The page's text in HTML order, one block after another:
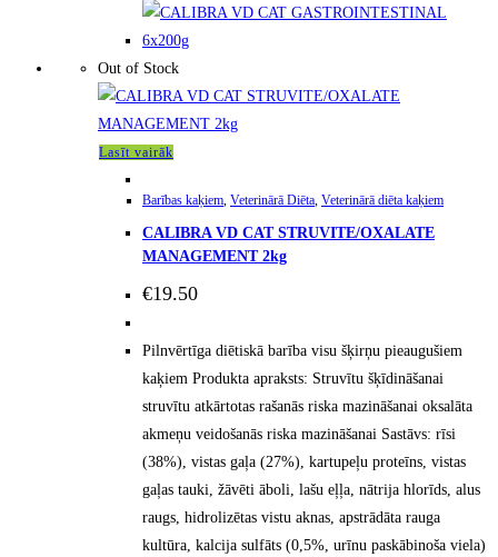
Out of Stock
Lasīt vairāk
Barības kaķiem Veterinārā Diēta Veterinārā diēta kaķiem
CALIBRA VD CAT STRUVITE/OXALATE
MANAGEMENT 2kg
€19.50
Pilnvērtīga diētiskā barība visu šķirņu pieaugušiem
kaķiem Produkta apraksts: Struvītu šķīdināšanai
struvītu atkārtotas rašanās riska mazināšanai oksalāta
akmeņu veidošanās riska mazināšanai Sastāvs: rīsi
(38%), vistas gaļa (27%), kartupeļu proteīns, vistas
gaļas tauki, žāvēti āboli, lašu eļļa, nātrija hlorīds, alus
raugs, hidrolizētas vistu aknas, apstrādāta rauga
kultūra, kalcija sulfāts (0,5%, urīnu paskābinoša viela)